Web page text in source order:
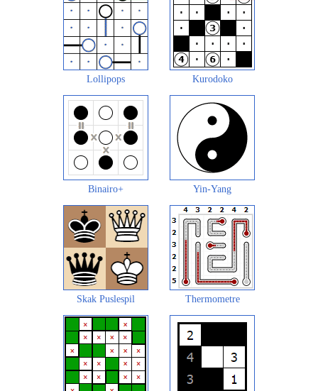
Lollipops Kurodoko
Binairo+ Yin-Yang
Skak Puslespil Thermometre